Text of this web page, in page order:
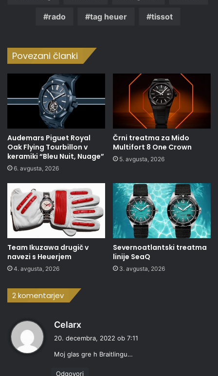
rado tag heuer tissot
Povezani članki
Audemars Piguet Royal
Oak Flying Tourbillon v
keramiki “Bleu Nuit, Nuage”
6. avgusta, 2026
Črni treatma za Mido
Multifort 8 One Crown
5. avgusta, 2026
Team Ikuzawa drugič v
navezi s Heuerjem
4. avgusta, 2026
Severnoatlantski treatma
linije SeaQ
3. avgusta, 2026
2 komentarjev
Celarx
v
20. decembra, 2022 ob 7:11
Moj glas gre h Braitlingu…
Odgovori